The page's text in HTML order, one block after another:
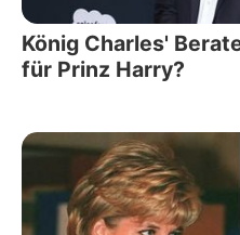
König Charles'
für Prinz Harry?